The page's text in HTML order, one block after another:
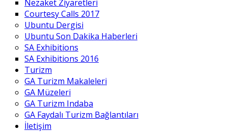
Nezaket Ziyaretleri
Courtesy Calls 2017
Ubuntu Dergisi
Ubuntu Son Dakika Haberleri
SA Exhibitions
SA Exhibitions 2016
Turizm
GA Turizm Makaleleri
GA Müzeleri
GA Turizm Indaba
GA Faydalı Turizm Bağlantıları
İletişim